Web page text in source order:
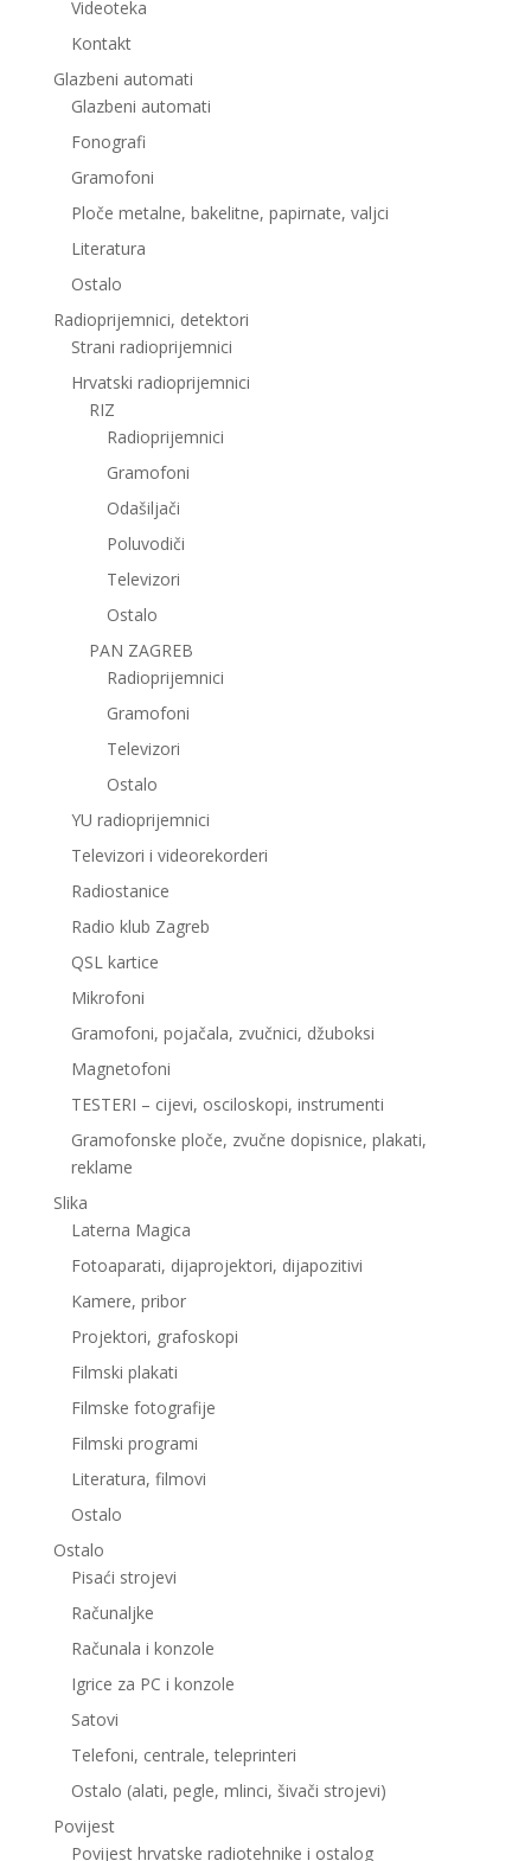
Videoteka
Kontakt
Glazbeni automati
Glazbeni automati
Fonografi
Gramofoni
Ploče metalne, bakelitne, papirnate, valjci
Literatura
Ostalo
Radioprijemnici, detektori
Strani radioprijemnici
Hrvatski radioprijemnici
RIZ
Radioprijemnici
Gramofoni
Odašiljači
Poluvodiči
Televizori
Ostalo
PAN ZAGREB
Radioprijemnici
Gramofoni
Televizori
Ostalo
YU radioprijemnici
Televizori i videorekorderi
Radiostanice
Radio klub Zagreb
QSL kartice
Mikrofoni
Gramofoni, pojačala, zvučnici, džuboksi
Magnetofoni
TESTERI – cijevi, osciloskopi, instrumenti
Gramofonske ploče, zvučne dopisnice, plakati,
reklame
Slika
Laterna Magica
Fotoaparati, dijaprojektori, dijapozitivi
Kamere, pribor
Projektori, grafoskopi
Filmski plakati
Filmske fotografije
Filmski programi
Literatura, filmovi
Ostalo
Ostalo
Pisaći strojevi
Računaljke
Računala i konzole
Igrice za PC i konzole
Satovi
Telefoni, centrale, teleprinteri
Ostalo (alati, pegle, mlinci, šivači strojevi)
Povijest
Povijest hrvatske radiotehnike i ostalog